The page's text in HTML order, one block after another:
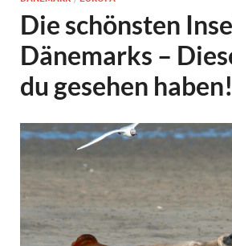
Die schönsten
Dänemarks –
du gesehen haben!